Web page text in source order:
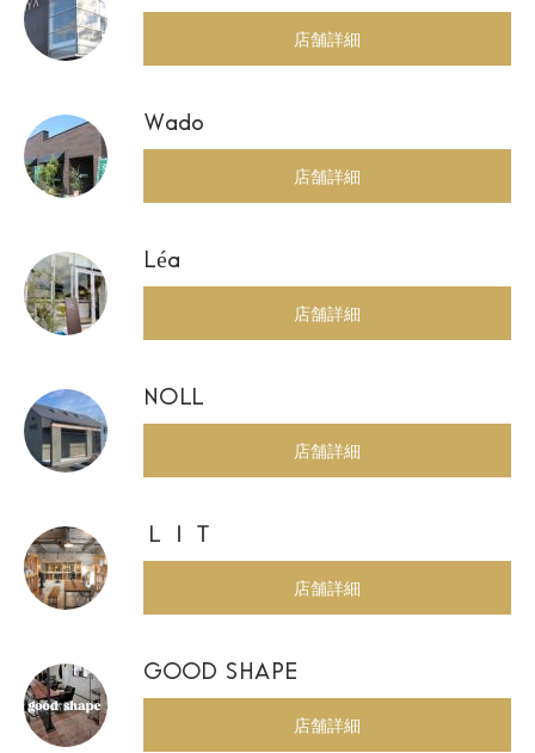
店舗詳細
Wado
店舗詳細
Léa
店舗詳細
NOLL
店舗詳細
ＬＩＴ
店舗詳細
GOOD SHAPE
店舗詳細